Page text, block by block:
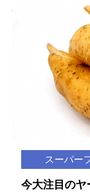
スーパー
今大注目のヤ